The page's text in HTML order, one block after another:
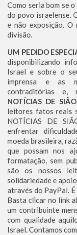
Como seria bom se
do povo israelense.
e não exposição. O
divisão.
UM PEDIDO
disponibilizando
Israel e sobre o
imprensa e as
contraditórias e,
NOTÍCIAS DE SIÃO
leitores fatos reais
NOTÍCIAS DE
enfrentar
moeda brasileira,
que possam nos
formatação, sem
são os nossos
solidariedade e
através do PayPal.
Basta clicar no link
um contribuinte
com qualidade
Israel. Contamos